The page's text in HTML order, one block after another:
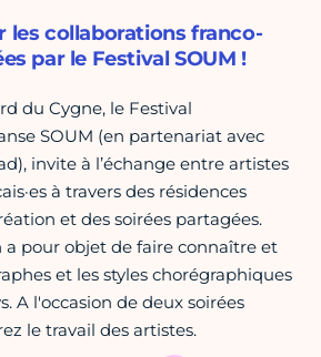
les collaborations franco-
par le Festival SOUM !
du Cygne, le Festival
SOUM (en partenariat avec
invite à l’échange entre artistes
à travers des résidences
et des soirées partagées.
a pour objet de faire connaître et
et les styles chorégraphiques
A l'occasion de deux soirées
le travail des artistes.